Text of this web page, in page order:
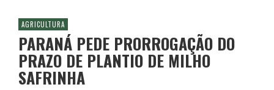
AGRICULTURA
PARANÁ PEDE PRORROGAÇÃO DO
PRAZO DE PLANTIO DE MILHO
SAFRINHA